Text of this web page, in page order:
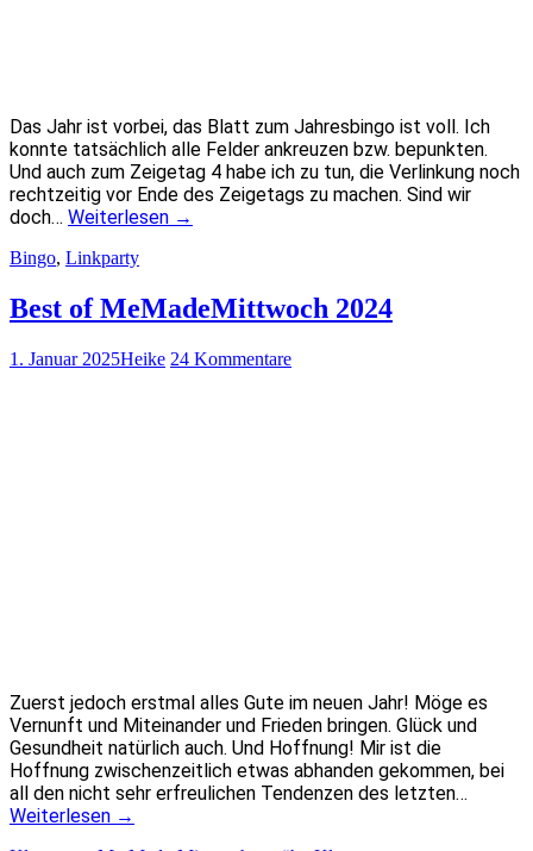
Das Jahr ist vorbei, das Blatt zum Jahresbingo ist voll. Ich
konnte tatsächlich alle Felder ankreuzen bzw. bepunkten.
Und auch zum Zeigetag 4 habe ich zu tun, die Verlinkung noch
rechtzeitig vor Ende des Zeigetags zu machen. Sind wir
doch… Weiterlesen →
Bingo, Linkparty
Best of MeMadeMittwoch 2024
1. Januar 2025Heike 24 Kommentare
Zuerst jedoch erstmal alles Gute im neuen Jahr! Möge es
Vernunft und Miteinander und Frieden bringen. Glück und
Gesundheit natürlich auch. Und Hoffnung! Mir ist die
Hoffnung zwischenzeitlich etwas abhanden gekommen, bei
all den nicht sehr erfreulichen Tendenzen des letzten…
Weiterlesen →